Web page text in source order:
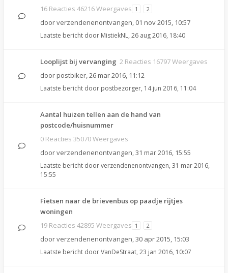
16 Reacties 46216 Weergaves 1 2
doorverzendenenontvangen, 01 nov 2015, 10:57
Laatste bericht door MistiekNL, 26 aug 2016, 18:40
Looplijst bij vervanging 2 Reacties 16797 Weergaves
door postbiker,26 mar 2016, 11:12
Laatste bericht door postbezorger, 14 jun 2016, 11:04
Aantal huizen tellen aan de hand van
postcode/huisnummer
0 Reacties 35070 Weergaves
doorverzendenenontvangen,31 mar 2016, 15:55
Laatste bericht doorverzendenenontvangen, 31 mar 2016,
15:55
Fietsen naar de brievenbus op paadje rijtjes
woningen
19 Reacties 42895 Weergaves 1 2
doorverzendenenontvangen,30 apr 2015, 15:03
Laatste bericht doorVanDeStraat, 23 jan 2016, 10:07